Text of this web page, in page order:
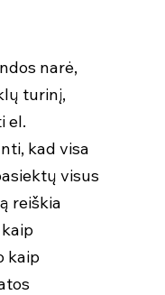
narė,
turinį,
el.
kad visa
visus
reiškia
kaip